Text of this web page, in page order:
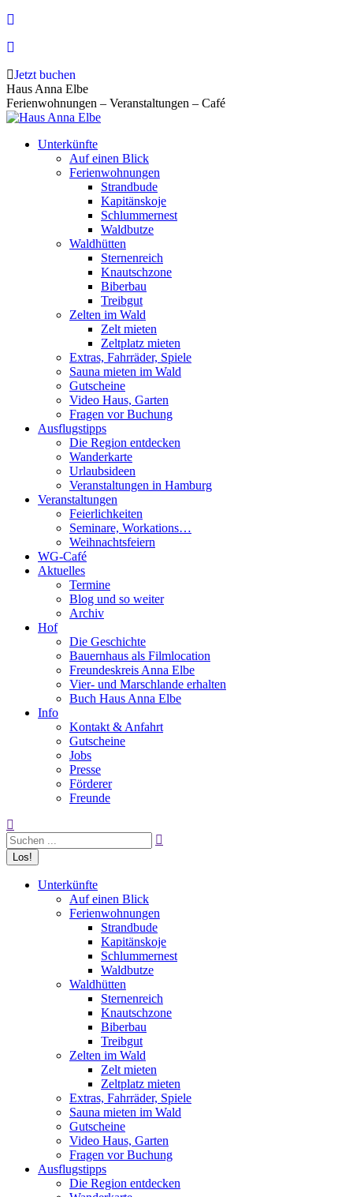
Zum
springen
Jetzt buchen
Haus Anna Elbe
Ferienwohnungen – Veranstaltungen – Café
Unterkünfte
Auf einen Blick
Ferienwohnungen
Strandbude
Kapitänskoje
Schlummernest
Waldbutze
Waldhütten
Sternenreich
Knautschzone
Biberbau
Treibgut
Zelten im Wald
Zelt mieten
Zeltplatz mieten
Extras, Fahrräder, Spiele
Sauna mieten im Wald
Gutscheine
Video Haus, Garten
Fragen vor Buchung
Ausflugstipps
Die Region entdecken
Wanderkarte
Urlaubsideen
Veranstaltungen in Hamburg
Veranstaltungen
Feierlichkeiten
Seminare, Workations…
Weihnachtsfeiern
WG-Café
Aktuelles
Termine
Blog und so weiter
Archiv
Hof
Die Geschichte
Bauernhaus als Filmlocation
Freundeskreis Anna Elbe
Vier- und Marschlande erhalten
Buch Haus Anna Elbe
Info
Kontakt & Anfahrt
Gutscheine
Jobs
Presse
Förderer
Freunde
Search:
Unterkünfte
Auf einen Blick
Ferienwohnungen
Strandbude
Kapitänskoje
Schlummernest
Waldbutze
Waldhütten
Sternenreich
Knautschzone
Biberbau
Treibgut
Zelten im Wald
Zelt mieten
Zeltplatz mieten
Extras, Fahrräder, Spiele
Sauna mieten im Wald
Gutscheine
Video Haus, Garten
Fragen vor Buchung
Ausflugstipps
Die Region entdecken